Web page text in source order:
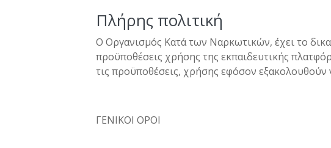
Πλήρης πολιτική
Ο Οργανισμός Κατά των Ναρκωτικών, έχει το
προϋποθέσεις χρήσης της εκπαιδευτικής
τις προϋποθέσεις, χρήσης εφόσον εξακολουθούν
ΓΕΝΙΚΟΙ ΟΡΟΙ